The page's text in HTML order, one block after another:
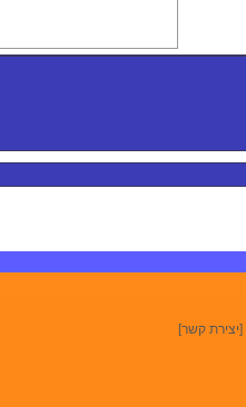
[יצירת קשר]